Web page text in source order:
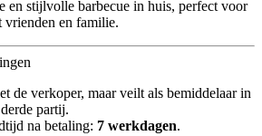
en stijlvolle barbecue in huis, perfect voor
vrienden en familie.
de verkoper, maar veilt als bemiddelaar in
partij.
na betaling: 7 werkdagen.